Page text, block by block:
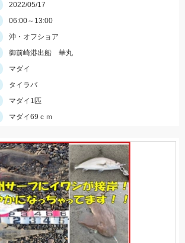
2022/05/17
06:00～13:00
沖・オフショア
御前崎港出船 華丸
マダイ
タイラバ
マダイ1匹
マダイ69ｃｍ